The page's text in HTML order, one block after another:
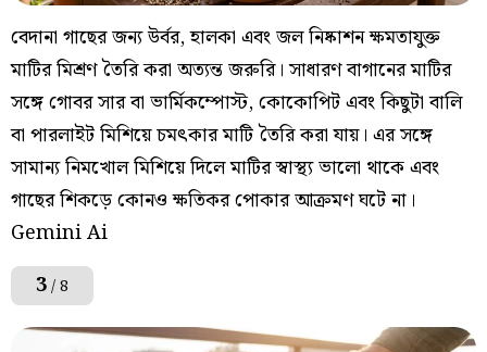
বেদানা গাছের জন্য উর্বর, হালকা এবং জল নিষ্কাশন ক্ষমতাযুক্ত
মাটির মিশ্রণ তৈরি করা অত্যন্ত জরুরি। সাধারণ বাগানের মাটির
সঙ্গে গোবর সার বা ভার্মিকম্পোস্ট, কোকোপিট এবং কিছুটা বালি
বা পারলাইট মিশিয়ে চমৎকার মাটি তৈরি করা যায়। এর সঙ্গে
সামান্য নিমখোল মিশিয়ে দিলে মাটির স্বাস্থ্য ভালো থাকে এবং
গাছের শিকড়ে কোনও ক্ষতিকর পোকার আক্রমণ ঘটে না।
Gemini Ai
3/ 8